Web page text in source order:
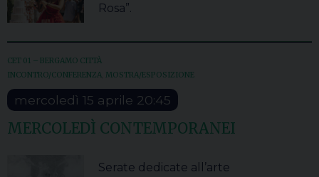
Rosa”.
CET 01 – BERGAMO CITTÀ
INCONTRO/CONFERENZA MOSTRA/ESPOSIZIONE
mercoledì 15 aprile 20:45
MERCOLEDÌ CONTEMPORANEI
Serate dedicate all’arte